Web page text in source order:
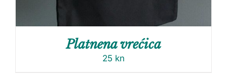
Platnena vrećica
25 kn